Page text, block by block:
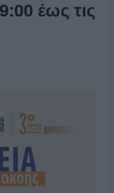
έως τις